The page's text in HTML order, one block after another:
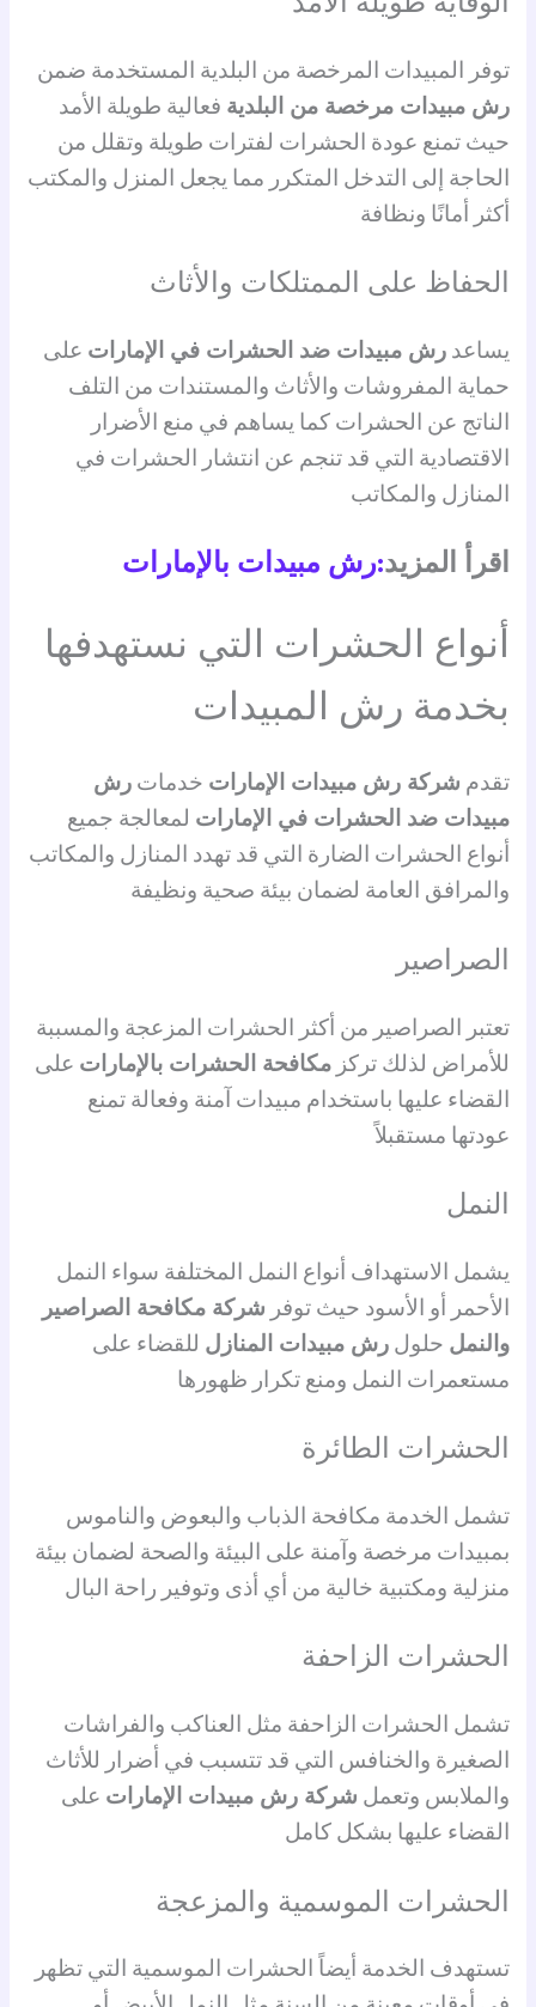
توفر المبيدات المرخصة من البلدية المستخدمة ضمن
رش مبيدات مرخصة من البلدية فعالية طويلة الأمد
حيث تمنع عودة الحشرات لفترات طويلة وتقلل من
الحاجة إلى التدخل المتكرر مما يجعل المنزل والمكتب
أكثر أمانًا ونظافة
الحفاظ على الممتلكات والأثاث
يساعدرش مبيدات ضد الحشرات في الإمارات على
حماية المفروشات والأثاث والمستندات من التلف
الناتج عن الحشرات كما يساهم في منع الأضرار
الاقتصادية التي قد تنجم عن انتشار الحشرات في
المنازل والمكاتب
اقرأ المزيد:رش مبيدات بالإمارات
أنواع الحشرات التي نستهدفها
بخدمة رش المبيدات
تقدم شركة رش مبيدات الإمارات خدماترش
مبيدات ضد الحشرات في الإمارات لمعالجة جميع
أنواع الحشرات الضارة التي قد تهدد المنازل والمكاتب
والمرافق العامة لضمان بيئة صحية ونظيفة
الصراصير
تعتبر الصراصير من أكثر الحشرات المزعجة والمسببة
للأمراض لذلك تركزمكافحة الحشرات بالإمارات على
القضاء عليها باستخدام مبيدات آمنة وفعالة تمنع
عودتها مستقبلاً
النمل
يشمل الاستهداف أنواع النمل المختلفة سواء النمل
الأحمر أو الأسود حيث توفر شركة مكافحة الصراصير
والنمل حلولرش مبيدات المنازل للقضاء على
مستعمرات النمل ومنع تكرار ظهورها
الحشرات الطائرة
تشمل الخدمة مكافحة الذباب والبعوض والناموس
بمبيدات مرخصة وآمنة على البيئة والصحة لضمان بيئة
منزلية ومكتبية خالية من أي أذى وتوفير راحة البال
الحشرات الزاحفة
تشمل الحشرات الزاحفة مثل العناكب والفراشات
الصغيرة والخنافس التي قد تتسبب في أضرار للأثاث
والملابس وتعمل شركة رش مبيدات الإمارات على
القضاء عليها بشكل كامل
الحشرات الموسمية والمزعجة
تستهدف الخدمة أيضاً الحشرات الموسمية التي تظهر